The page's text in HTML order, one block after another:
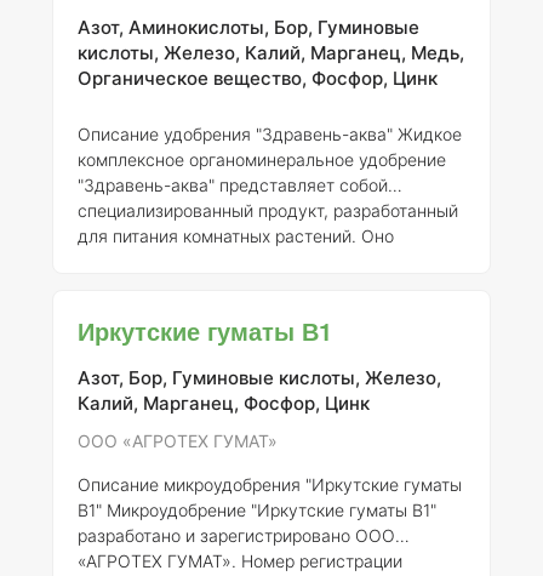
(Mn) – 0,03% - Медь (Cu) – 0,01% - Железо (Fe)
Азот, Аминокислоты, Бор, Гуминовые
кислоты, Железо, Калий, Марганец, Медь,
Органическое вещество, Фосфор, Цинк
Описание удобрения "Здравень-аква"Жидкое
комплексное органоминеральное удобрение
"Здравень-аква" представляет собой
специализированный продукт, разработанный
для питания комнатных растений. Оно
способствуя их росту и развитию.
«ВАШЕ ХОЗЯЙСТВО» - Номер регистрации:
008-13-2900-1Состав и концентрация
элементов:Состав "Здравень-аква" включает
Иркутские гуматы В1
Азот, Бор, Гуминовые кислоты, Железо,
Калий, Марганец, Фосфор, Цинк
ООО «АГРОТЕХ ГУМАТ»
Описание микроудобрения "Иркутские гуматы
В1"Микроудобрение "Иркутские гуматы В1"
разработано и зарегистрировано ООО
«АГРОТЕХ ГУМАТ». Номер регистрации